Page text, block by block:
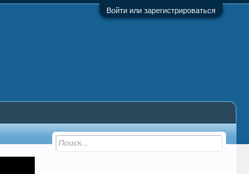
Войти или зарегистрироваться